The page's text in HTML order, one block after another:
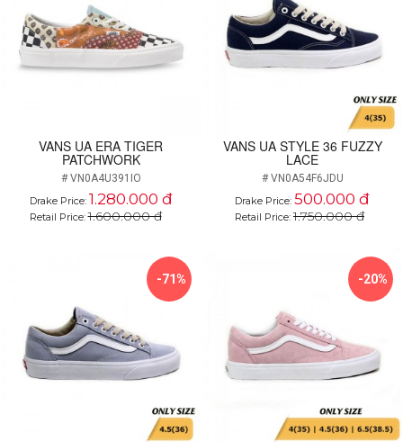
VANS UA ERA TIGER
PATCHWORK
# VN0A4U391IO
Drake Price: 1.280.000 đ
Retail Price:1.600.000 đ
VANS UA STYLE 36 FUZZY
LACE
# VN0A54F6JDU
Drake Price: 500.000 đ
Retail Price:1.750.000 đ
-71% -20%